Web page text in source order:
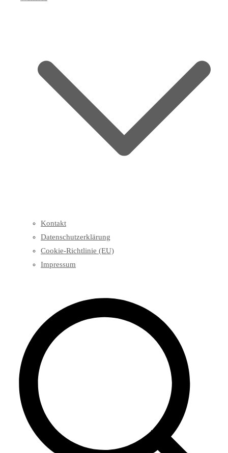
Kontakt
Datenschutzerklärung
Cookie-Richtlinie (EU)
Impressum